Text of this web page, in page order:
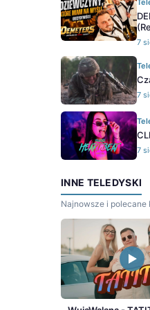
7
7
7
INNE TELEDYSKI
Najnowsze i polecane